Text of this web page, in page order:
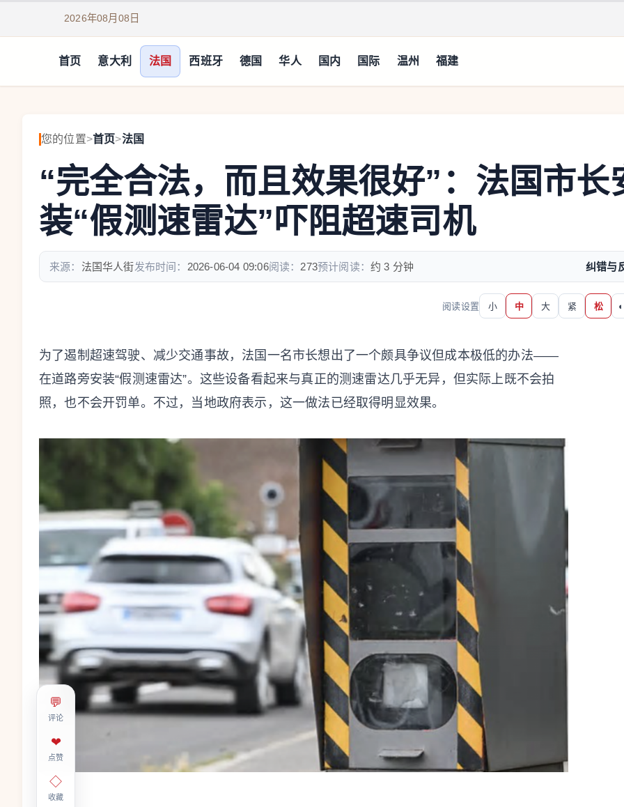
2026年08月08日
首页 意大利 法国 西班牙 德国 华人 国内 国际 温州 福建
您的位置>首页>法国
“完全合法，而且效果很好”：法国市长
装“假测速雷达”吓阻超速司机
来源： 法国华人街发布时间： 2026-06-04 09:06阅读： 273预计阅读：约 3 分钟 纠错与
阅读设置 小 中 大 紧 松 ◐
💬
评论
❤
点赞
◇
收藏
为了遏制超速驾驶、减少交通事故，法国一名市长想出了一个颇具争议但成本极低的办法——
在道路旁安装“假测速雷达”。这些设备看起来与真正的测速雷达几乎无异，但实际上既不会拍
照，也不会开罚单。不过，当地政府表示，这一做法已经取得明显效果。